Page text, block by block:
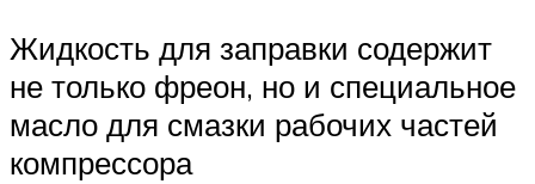
Жидкость для заправки содержит
не только фреон, но и специальное
масло для смазки рабочих частей
компрессора